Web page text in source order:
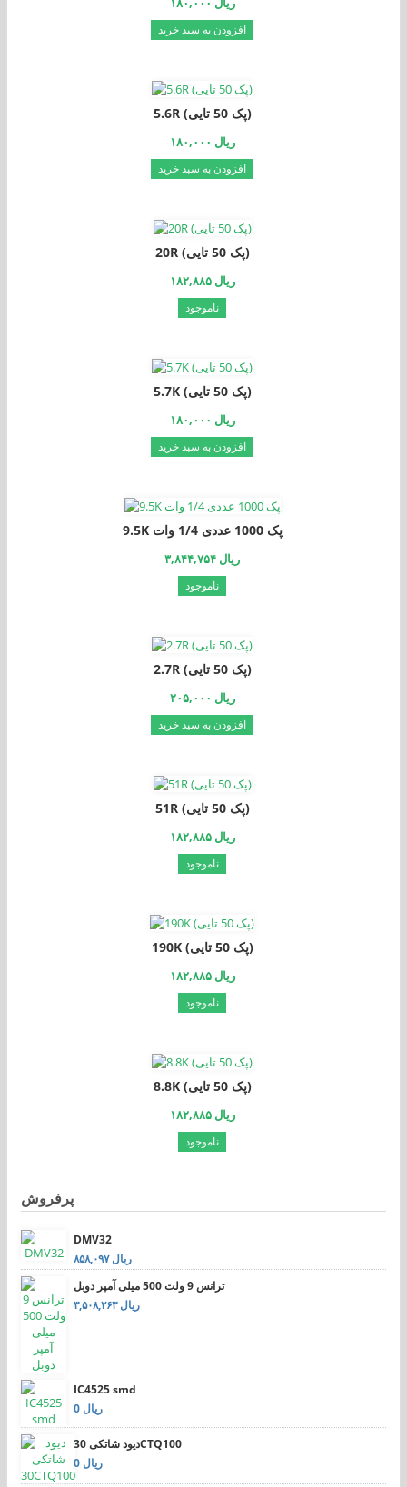
افزودن به سبد خرید
5.6R (پک 50 تایی)
۱۸۰,۰۰۰ ریال
افزودن به سبد خرید
20R (پک 50 تایی)
۱۸۲,۸۸۵ ریال
ناموجود
5.7K (پک 50 تایی)
۱۸۰,۰۰۰ ریال
افزودن به سبد خرید
9.5K پک 1000 عددی 1/4 وات
۳,۸۴۴,۷۵۴ ریال
ناموجود
2.7R (پک 50 تایی)
۲۰۵,۰۰۰ ریال
افزودن به سبد خرید
51R (پک 50 تایی)
۱۸۲,۸۸۵ ریال
ناموجود
190K (پک 50 تایی)
۱۸۲,۸۸۵ ریال
ناموجود
8.8K (پک 50 تایی)
۱۸۲,۸۸۵ ریال
ناموجود
پرفروش
DMV32
۸۵۸,۰۹۷ ریال
ترانس 9 ولت 500 میلی آمپر دوبل
۳,۵۰۸,۲۶۳ ریال
IC4525 smd
0 ریال
دیود شاتکی 30CTQ100
0 ریال